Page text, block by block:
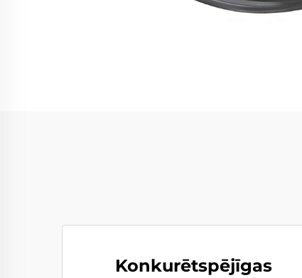
Konkurētspējīgas